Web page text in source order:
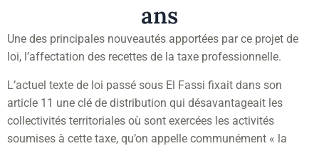
ans
Une des principales nouveautés apportées par ce projet de
loi, l’affectation des recettes de la taxe professionnelle.
L’actuel texte de loi passé sous El Fassi fixait dans son
article 11 une clé de distribution qui désavantageait les
collectivités territoriales où sont exercées les activités
soumises à cette taxe, qu’on appelle communément « la